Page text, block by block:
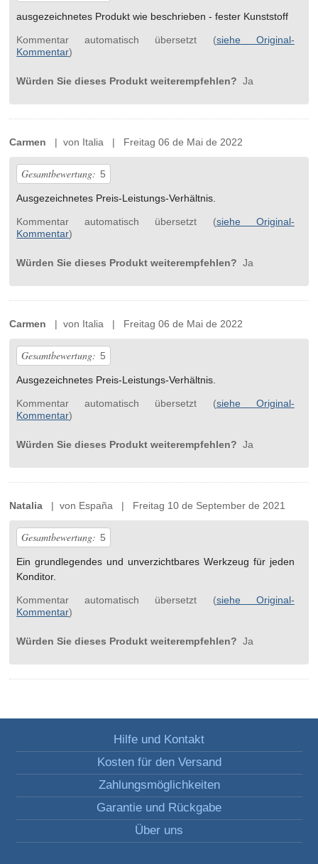
ausgezeichnetes Produkt wie beschrieben - fester Kunststoff
Kommentar automatisch übersetzt (siehe Original-
Kommentar)
Würden Sie dieses Produkt weiterempfehlen? Ja
Carmen | von Italia | Freitag 06 de Mai de 2022
Gesamtbewertung: 5
Ausgezeichnetes Preis-Leistungs-Verhältnis.
Kommentar automatisch übersetzt (siehe Original-
Kommentar)
Würden Sie dieses Produkt weiterempfehlen? Ja
Carmen | von Italia | Freitag 06 de Mai de 2022
Gesamtbewertung: 5
Ausgezeichnetes Preis-Leistungs-Verhältnis.
Kommentar automatisch übersetzt (siehe Original-
Kommentar)
Würden Sie dieses Produkt weiterempfehlen? Ja
Natalia | von España | Freitag 10 de September de 2021
Gesamtbewertung: 5
Ein grundlegendes und unverzichtbares Werkzeug für jeden
Konditor.
Kommentar automatisch übersetzt (siehe Original-
Kommentar)
Würden Sie dieses Produkt weiterempfehlen? Ja
Hilfe und Kontakt
Kosten für den Versand
Zahlungsmöglichkeiten
Garantie und Rückgabe
Über uns